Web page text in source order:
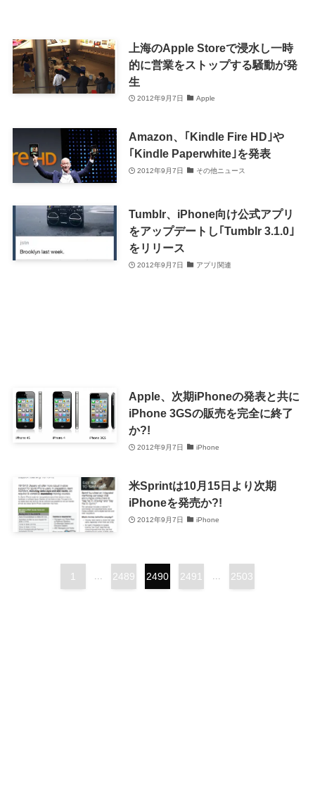
上海のApple Storeで浸水し一時
的に営業をストップする騒動が発
生
2012年9月7日 Apple
Amazon、｢Kindle Fire HD｣や
｢Kindle Paperwhite｣を発表
2012年9月7日 その他ニュース
Tumblr、iPhone向け公式アプリ
をアップデートし｢Tumblr 3.1.0｣
をリリース
2012年9月7日 アプリ関連
Apple、次期iPhoneの発表と共に
iPhone 3GSの販売を完全に終了
か?!
2012年9月7日 iPhone
米Sprintは10月15日より次期
iPhoneを発売か?!
2012年9月7日 iPhone
1 2489 2490 2491 2503